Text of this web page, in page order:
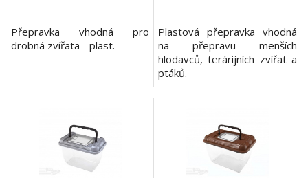
Přepravka vhodná pro
drobná zvířata - plast.
Plastová přepravka vhodná
na přepravu menších
hlodavců, terárijních zvířat a
ptáků.